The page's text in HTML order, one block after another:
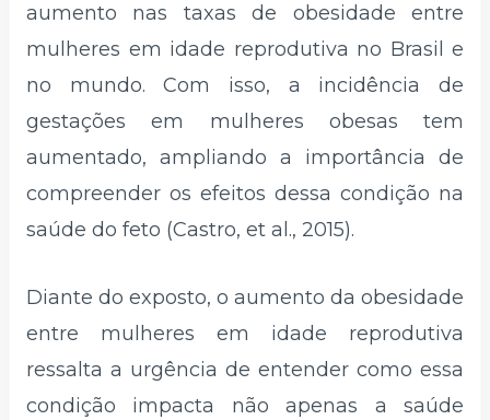
aumento nas taxas de obesidade entre
mulheres em idade reprodutiva no Brasil e
no mundo. Com isso, a incidência de
gestações em mulheres obesas tem
aumentado, ampliando a importância de
compreender os efeitos dessa condição na
saúde do feto (Castro, et al., 2015).
Diante do exposto, o aumento da obesidade
entre mulheres em idade reprodutiva
ressalta a urgência de entender como essa
condição impacta não apenas a saúde